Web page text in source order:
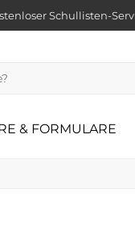
Schullisten-
& FORMULARE